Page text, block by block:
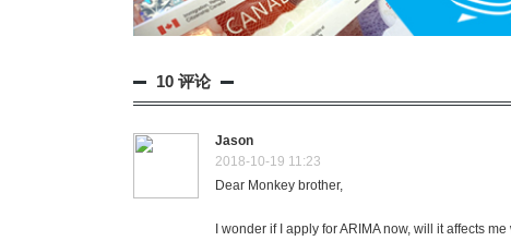
10 评论
Jason
2018-10-19 11:23
Dear Monkey brother,
I wonder if I apply for ARIMA now, will it affects